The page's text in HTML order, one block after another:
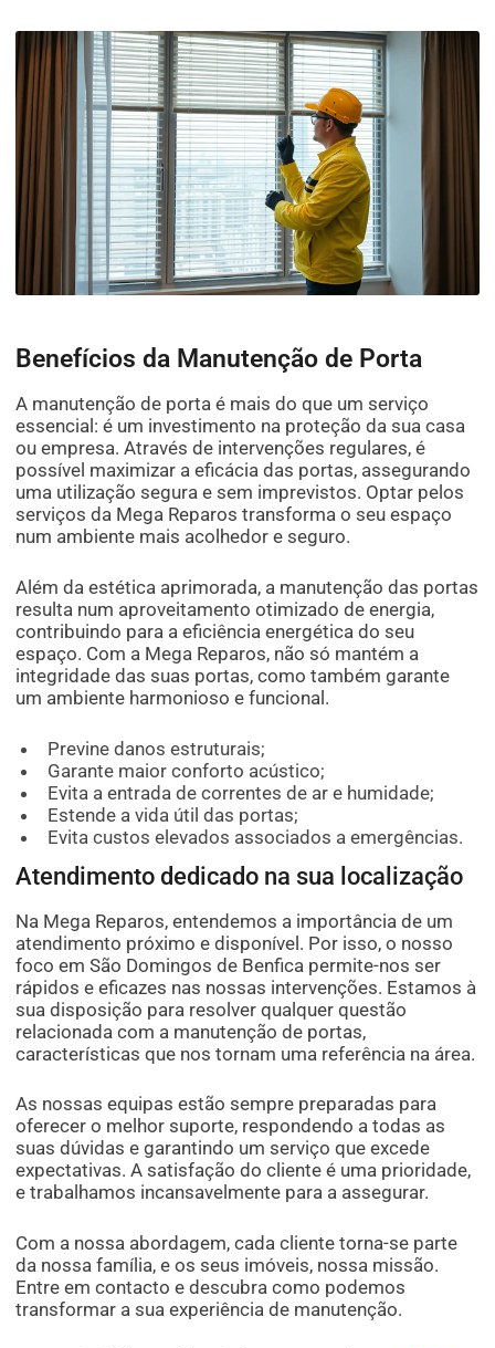
Benefícios da Manutenção de Porta
A manutenção de porta é mais do que um serviço
essencial: é um investimento na proteção da sua casa
ou empresa. Através de intervenções regulares, é
possível maximizar a eficácia das portas, assegurando
uma utilização segura e sem imprevistos. Optar pelos
serviços da Mega Reparos transforma o seu espaço
num ambiente mais acolhedor e seguro.
Além da estética aprimorada, a manutenção das portas
resulta num aproveitamento otimizado de energia,
contribuindo para a eficiência energética do seu
espaço. Com a Mega Reparos, não só mantém a
integridade das suas portas, como também garante
um ambiente harmonioso e funcional.
Previne danos estruturais;
Garante maior conforto acústico;
Evita a entrada de correntes de ar e humidade;
Estende a vida útil das portas;
Evita custos elevados associados a emergências.
Atendimento dedicado na sua localização
Na Mega Reparos, entendemos a importância de um
atendimento próximo e disponível. Por isso, o nosso
foco em São Domingos de Benfica permite-nos ser
rápidos e eficazes nas nossas intervenções. Estamos à
sua disposição para resolver qualquer questão
relacionada com a manutenção de portas,
características que nos tornam uma referência na área.
As nossas equipas estão sempre preparadas para
oferecer o melhor suporte, respondendo a todas as
suas dúvidas e garantindo um serviço que excede
expectativas. A satisfação do cliente é uma prioridade,
e trabalhamos incansavelmente para a assegurar.
Com a nossa abordagem, cada cliente torna-se parte
da nossa família, e os seus imóveis, nossa missão.
Entre em contacto e descubra como podemos
transformar a sua experiência de manutenção.